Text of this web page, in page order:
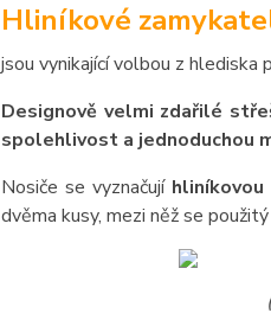
Hliníkové
jsou vynikající volbou z hlediska
Designově velmi zdařilé
spolehlivost a jednoduchou
Nosiče se vyznačují
dvěma kusy, mezi něž se